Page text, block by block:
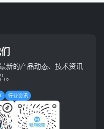
新的产品动态、技术资讯
。
行业资讯